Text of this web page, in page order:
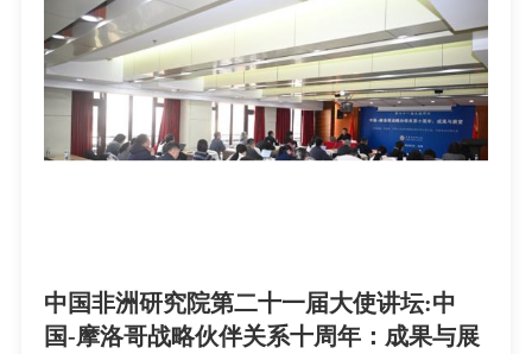
中国非洲研究院第二十一届大使讲坛:中
国-摩洛哥战略伙伴关系十周年：成果与展